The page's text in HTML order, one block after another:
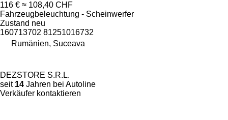
116 € ≈ 108,40 CHF
Fahrzeugbeleuchtung - Scheinwerfer
Zustand neu
160713702 81251016732
Rumänien, Suceava
DEZSTORE S.R.L.
seit 14 Jahren bei Autoline
Verkäufer kontaktieren